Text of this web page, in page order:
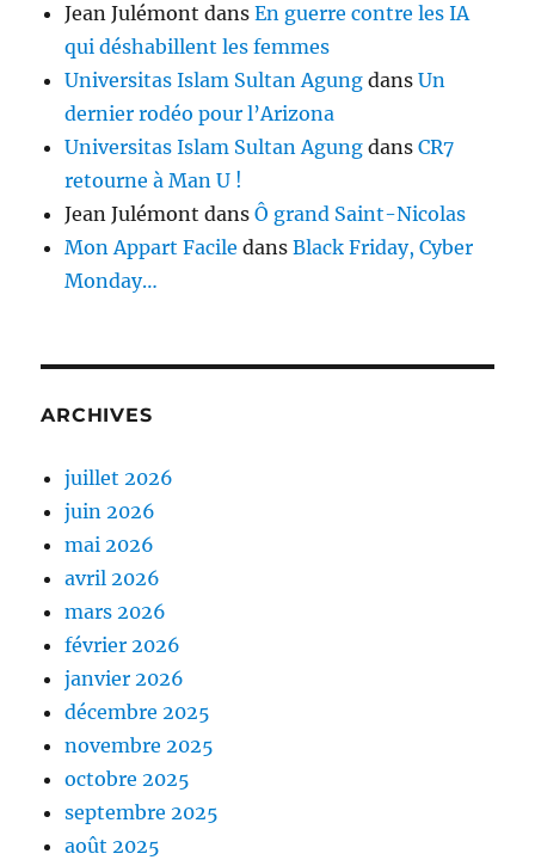
Jean Julémont dansEn guerre contre les IA
qui déshabillent les femmes
Universitas Islam Sultan Agung dansUn
dernier rodéo pour l’Arizona
Universitas Islam Sultan Agung dansCR7
retourne à Man U !
Jean Julémont dansÔ grand Saint-Nicolas
Mon Appart Facile dansBlack Friday, Cyber
Monday…
ARCHIVES
juillet 2026
juin 2026
mai 2026
avril 2026
mars 2026
février 2026
janvier 2026
décembre 2025
novembre 2025
octobre 2025
septembre 2025
août 2025